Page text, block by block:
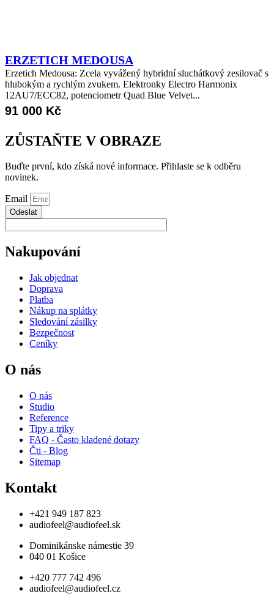
ERZETICH MEDOUSA
Erzetich Medousa: Zcela vyvážený hybridní sluchátkový zesilovač s
hlubokým a rychlým zvukem. Elektronky Electro Harmonix
12AU7/ECC82, potenciometr Quad Blue Velvet...
91 000 Kč
ZŮSTAŇTE V OBRAZE
Buďte první, kdo získá nové informace. Přihlaste se k odběru
novinek.
Email
Odeslat
Nakupování
Jak objednat
Doprava
Platba
Nákup na splátky
Sledování zásilky
Bezpečnost
Ceníky
O nás
O nás
Studio
Reference
Tipy a triky
FAQ - Často kladené dotazy
Čti - Blog
Sitemap
Kontakt
+421 949 187 823
audiofeel@audiofeel.sk
Dominikánske námestie 39
040 01 Košice
+420 777 742 496
audiofeel@audiofeel.cz